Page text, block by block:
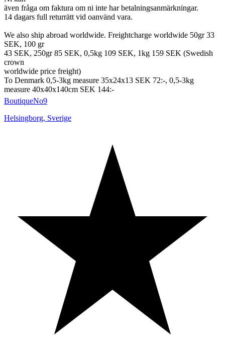
även fråga om faktura om ni inte har betalningsanmärkningar.
14 dagars full returrätt vid oanvänd vara.
We also ship abroad worldwide. Freightcharge worldwide 50gr 33
SEK, 100 gr
43 SEK, 250gr 85 SEK, 0,5kg 109 SEK, 1kg 159 SEK (Swedish
crown
worldwide price freight)
To Denmark 0,5-3kg measure 35x24x13 SEK 72:-, 0,5-3kg
measure 40x40x140cm SEK 144:-
BoutiqueNo9
Helsingborg, Sverige